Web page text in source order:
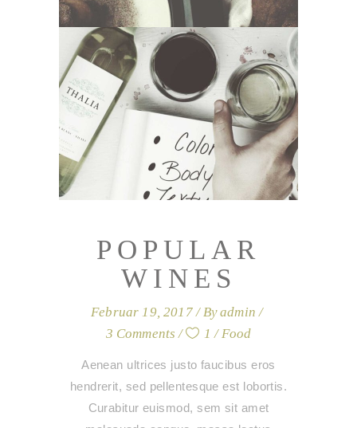
POPULAR
WINES
Februar 19, 2017 Byadmin
3 Comments
1 Food
Aenean ultrices justo faucibus eros
hendrerit, sed pellentesque est lobortis.
Curabitur euismod, sem sit amet